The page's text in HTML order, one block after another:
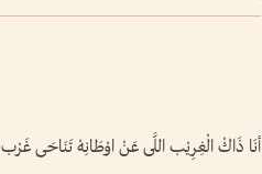
أنَا ذَاكْ الْغِرِيْب اللَّى عَنْ اوْطَانِهْ تَنَاحَى غَرْب